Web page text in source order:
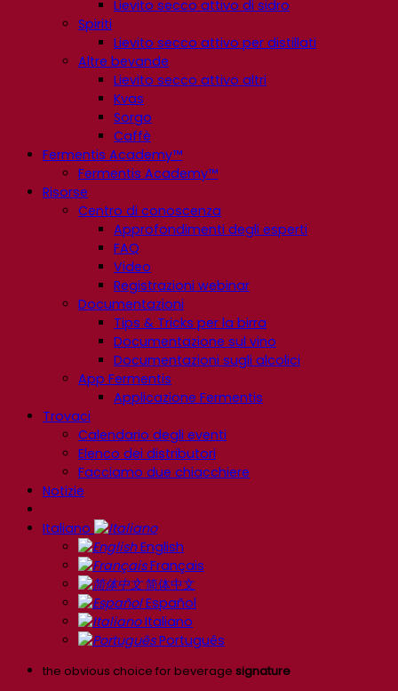
Lievito secco attivo di sidro
Spiriti
Lievito secco attivo per distillati
Altre bevande
Lievito secco attivo altri
Kvas
Sorgo
Caffè
Fermentis Academy™
Fermentis Academy™
Risorse
Centro di conoscenza
Approfondimenti degli esperti
FAQ
Video
Registrazioni webinar
Documentazioni
Tips & Tricks per la birra
Documentazione sul vino
Documentazioni sugli alcolici
App Fermentis
Applicazione Fermentis
Trovaci
Calendario degli eventi
Elenco dei distributori
Facciamo due chiacchiere
Notizie
Italiano
English
Français
简体中文
Español
Italiano
Português
the obvious choice for beverage signature